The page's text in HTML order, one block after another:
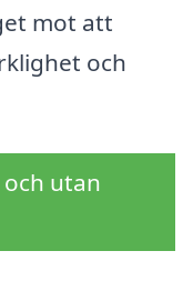
mot att
och
utan